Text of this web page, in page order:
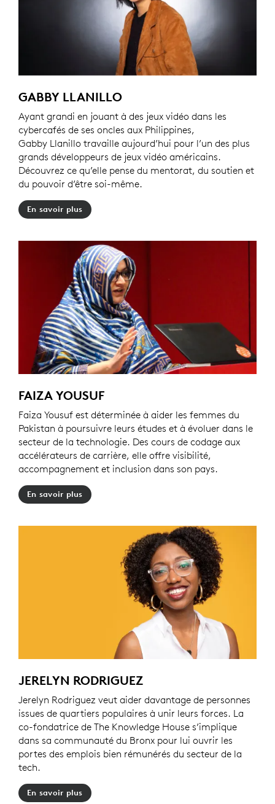
GABBY LLANILLO
Ayant grandi en jouant à des jeux vidéo dans les
cybercafés de ses oncles aux Philippines,
Gabby Llanillo travaille aujourd’hui pour l’un des plus
grands développeurs de jeux vidéo américains.
Découvrez ce qu’elle pense du mentorat, du soutien et
du pouvoir d’être soi-même.
En savoir plus
FAIZA YOUSUF
Faiza Yousuf est déterminée à aider les femmes du
Pakistan à poursuivre leurs études et à évoluer dans le
secteur de la technologie. Des cours de codage aux
accélérateurs de carrière, elle offre visibilité,
accompagnement et inclusion dans son pays.
En savoir plus
JERELYN RODRIGUEZ
Jerelyn Rodriguez veut aider davantage de personnes
issues de quartiers populaires à unir leurs forces. La
co-fondatrice de The Knowledge House s’implique
dans sa communauté du Bronx pour lui ouvrir les
portes des emplois bien rémunérés du secteur de la
tech.
En savoir plus